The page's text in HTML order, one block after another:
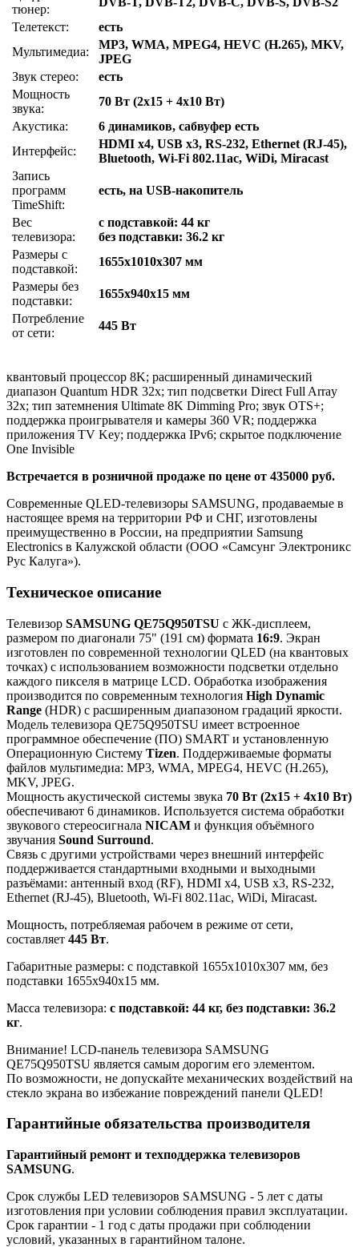
тюнер:
Телетекст:
есть
Мультимедиа:
MP3, WMA, MPEG4, HEVC (H.265), MKV,
JPEG
Звук стерео:
есть
Мощность
звука:
70 Вт (2х15 + 4х10 Вт)
Акустика:
6 динамиков, сабвуфер есть
Интерфейс:
HDMI x4, USB x3, RS-232, Ethernet (RJ-45),
Bluetooth, Wi-Fi 802.11ac, WiDi, Miracast
Запись
программ
TimeShift:
есть, на USB-накопитель
Вес
телевизора:
с подставкой: 44 кг
без подставки: 36.2 кг
Размеры с
подставкой:
1655x1010x307 мм
Размеры без
подставки:
1655x940x15 мм
Потребление
от сети:
445 Вт
квантовый процессор 8K; расширенный динамический
диапазон Quantum HDR 32x; тип подсветки Direct Full Array
32x; тип затемнения Ultimate 8K Dimming Pro; звук OTS+;
поддержка проигрывателя и камеры 360 VR; поддержка
приложения TV Key; поддержка IPv6; скрытое подключение
One Invisible
Встречается в розничной продаже по цене от 435000 руб.
Современные QLED-телевизоры SAMSUNG, продаваемые в
настоящее время на территории РФ и СНГ, изготовлены
преимущественно в России, на предприятии Samsung
Electronics в Калужской области (ООО «Самсунг Электроникс
Рус Калуга»).
Техническое описание
Телевизор SAMSUNG QE75Q950TSU с ЖК-дисплеем,
размером по диагонали 75" (191 см) формата 16:9. Экран
изготовлен по современной технологии QLED (на квантовых
точках) с использованием возможности подсветки отдельно
каждого пикселя в матрице LCD. Обработка изображения
производится по современным технология High Dynamic
Range (HDR) с расширенным диапазоном градаций яркости.
Модель телевизора QE75Q950TSU имеет встроенное
программное обеспечение (ПО) SMART и установленную
Операционную Систему Tizen. Поддерживаемые форматы
файлов мультимедиа: MP3, WMA, MPEG4, HEVC (H.265),
MKV, JPEG.
Мощность акустической системы звука 70 Вт (2х15 + 4х10 Вт)
обеспечивают 6 динамиков. Используется система обработки
звукового стереосигнала NICAM и функция объёмного
звучания Sound Surround.
Связь с другими устройствами через внешний интерфейс
поддерживается стандартными входными и выходными
разъёмами: антенный вход (RF), HDMI x4, USB x3, RS-232,
Ethernet (RJ-45), Bluetooth, Wi-Fi 802.11ac, WiDi, Miracast.
Мощность, потребляемая рабочем в режиме от сети,
составляет 445 Вт.
Габаритные размеры: с подставкой 1655x1010x307 мм, без
подставки 1655x940x15 мм.
Масса телевизора: с подставкой: 44 кг, без подставки: 36.2
кг.
Внимание! LCD-панель телевизора SAMSUNG
QE75Q950TSU является самым дорогим его элементом.
По возможности, не допускайте механических воздействий на
стекло экрана во избежание повреждений панели QLED!
Гарантийные обязательства производителя
Гарантийный ремонт и техподдержка телевизоров
SAMSUNG.
Срок службы LED телевизоров SAMSUNG - 5 лет с даты
изготовления при условии соблюдения правил эксплуатации.
Срок гарантии - 1 год с даты продажи при соблюдении
условий, указанных в гарантийном талоне.